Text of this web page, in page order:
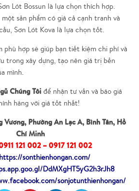
Lót Bossun là lựa chọn thích hợp.
sản phẩm có giá cả cạnh tranh và
Sơn Lót Kova là lựa chọn tốt.
phù hợp sẽ giúp bạn tiết kiệm chi phí và
trong xây dựng, tạo nên giá trị bền
mình.
Chúng Tôi để nhận tư vấn và báo giá
hãng với giá tốt nhất!
Phường An Lạc A, Bình Tân, Hồ
Chí Minh
121 002 – 0917 121 002
https://sonthienhongan.com/
DdMXgHT5yG2h3rJh8
sonjotunthienhongan/